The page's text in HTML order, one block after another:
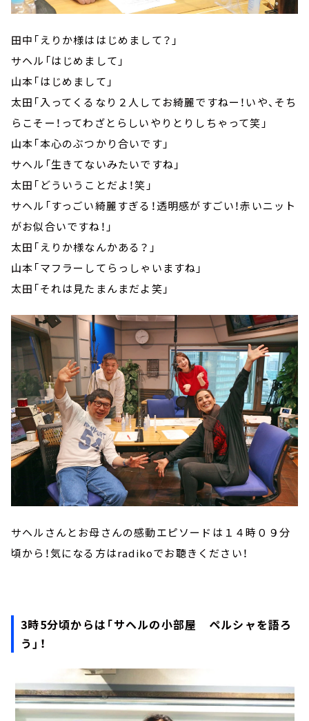
田中「えりか様ははじめまして？」
サヘル「はじめまして」
山本「はじめまして」
太田「入ってくるなり２人してお綺麗ですねー！いや、そち
らこそー！ってわざとらしいやりとりしちゃって笑」
山本「本心のぶつかり合いです」
サヘル「生きてないみたいですね」
太田「どういうことだよ！笑」
サヘル「すっごい綺麗すぎる！透明感がすごい！赤いニット
がお似合いですね！」
太田「えりか様なんかある？」
山本「マフラーしてらっしゃいますね」
太田「それは見たまんまだよ笑」
サヘルさんとお母さんの感動エピソードは１４時０９分
頃から！気になる方はradikoでお聴きください！
3時5分頃からは「サヘルの小部屋 ペルシャを語ろ
う」！